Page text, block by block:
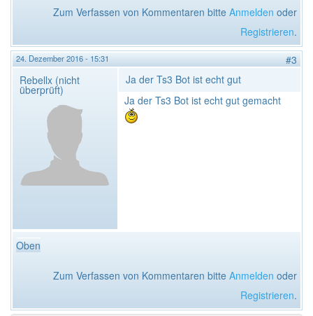
Zum Verfassen von Kommentaren bitte Anmelden oder
Registrieren.
24. Dezember 2016 - 15:31
#3
Rebellx (nicht
überprüft)
Ja der Ts3 Bot ist echt gut
Ja der Ts3 Bot ist echt gut gemacht
Oben
Zum Verfassen von Kommentaren bitte Anmelden oder
Registrieren.